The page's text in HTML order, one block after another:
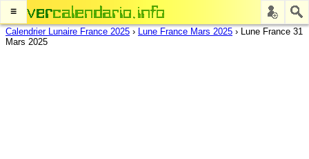
≡
Calendrier Lunaire France 2025 › Lune France Mars 2025 › Lune France 31
Mars 2025